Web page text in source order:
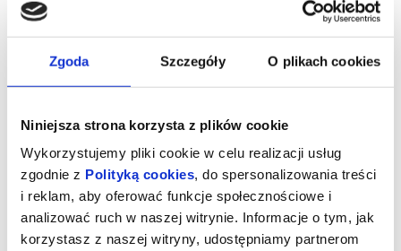
Zgoda Szczegóły O plikach cookies
Niniejsza strona korzysta z plików cookie
Wykorzystujemy pliki cookie w celu realizacji usług
zgodnie z Polityką cookies, do spersonalizowania treści
i reklam, aby oferować funkcje społecznościowe i
analizować ruch w naszej witrynie. Informacje o tym, jak
korzystasz z naszej witryny, udostępniamy partnerom